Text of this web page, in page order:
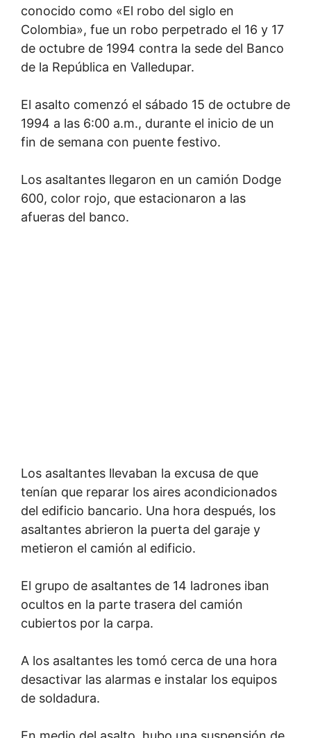
conocido como «El robo del siglo en
Colombia», fue un robo perpetrado el 16 y 17
de octubre de 1994 contra la sede del Banco
de la República en Valledupar.
El asalto comenzó el sábado 15 de octubre de
1994 a las 6:00 a.m., durante el inicio de un
fin de semana con puente festivo.
Los asaltantes llegaron en un camión Dodge
600, color rojo, que estacionaron a las
afueras del banco.
Los asaltantes llevaban la excusa de que
tenían que reparar los aires acondicionados
del edificio bancario. Una hora después, los
asaltantes abrieron la puerta del garaje y
metieron el camión al edificio.
El grupo de asaltantes de 14 ladrones iban
ocultos en la parte trasera del camión
cubiertos por la carpa.
A los asaltantes les tomó cerca de una hora
desactivar las alarmas e instalar los equipos
de soldadura.